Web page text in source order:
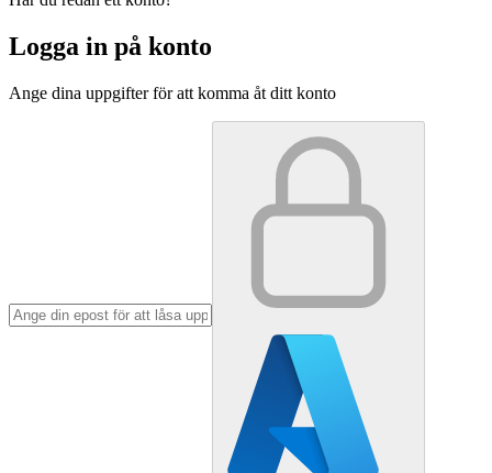
Logga in på konto
Ange dina uppgifter för att komma åt ditt konto